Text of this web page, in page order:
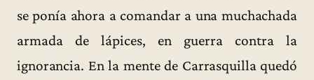
se ponía ahora a comandar a una muchachada
armada de lápices, en guerra contra la
ignorancia. En la mente de Carrasquilla quedó